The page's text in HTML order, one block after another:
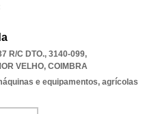
R/C DTO., 3140-099,
VELHO, COIMBRA
e equipamentos, agrícolas